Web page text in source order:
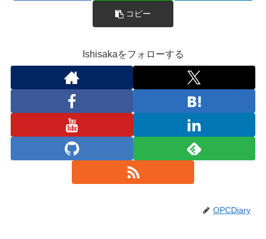
コピー
Ishisakaをフォローする
OPCDiary